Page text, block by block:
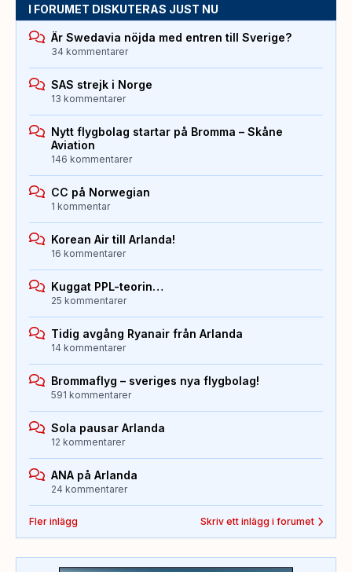
I FORUMET DISKUTERAS JUST NU
Är Swedavia nöjda med entren till Sverige?
34 kommentarer
SAS strejk i Norge
13 kommentarer
Nytt flygbolag startar på Bromma – Skåne
Aviation
146 kommentarer
CC på Norwegian
1 kommentar
Korean Air till Arlanda!
16 kommentarer
Kuggat PPL-teorin…
25 kommentarer
Tidig avgång Ryanair från Arlanda
14 kommentarer
Brommaflyg – sveriges nya flygbolag!
591 kommentarer
Sola pausar Arlanda
12 kommentarer
ANA på Arlanda
24 kommentarer
Fler inlägg Skriv ett inlägg i forumet